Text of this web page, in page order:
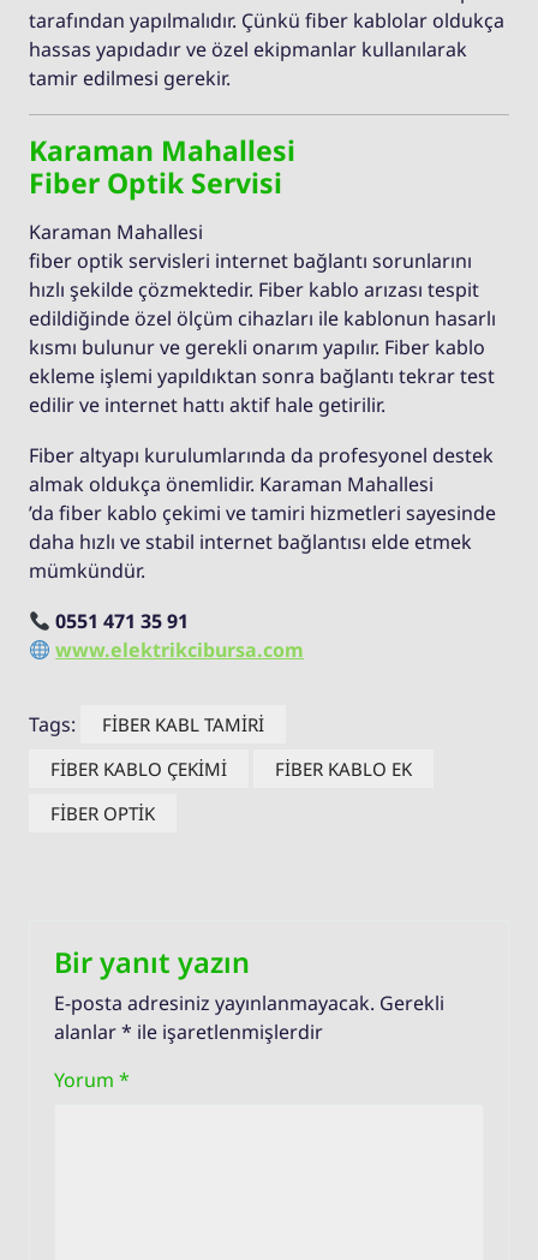
tarafından yapılmalıdır. Çünkü fiber kablolar oldukça
hassas yapıdadır ve özel ekipmanlar kullanılarak
tamir edilmesi gerekir.
Karaman Mahallesi
Fiber Optik Servisi
Karaman Mahallesi
fiber optik servisleri internet bağlantı sorunlarını
hızlı şekilde çözmektedir. Fiber kablo arızası tespit
edildiğinde özel ölçüm cihazları ile kablonun hasarlı
kısmı bulunur ve gerekli onarım yapılır. Fiber kablo
ekleme işlemi yapıldıktan sonra bağlantı tekrar test
edilir ve internet hattı aktif hale getirilir.
Fiber altyapı kurulumlarında da profesyonel destek
almak oldukça önemlidir. Karaman Mahallesi
’da fiber kablo çekimi ve tamiri hizmetleri sayesinde
daha hızlı ve stabil internet bağlantısı elde etmek
mümkündür.
0551 471 35 91
www.elektrikcibursa.com
Tags:
FİBER KABL TAMİRİ
FİBER KABLO ÇEKİMİ
FİBER KABLO EK
FİBER OPTİK
Bir yanıt yazın
E-posta adresiniz yayınlanmayacak. Gerekli
alanlar* ile işaretlenmişlerdir
Yorum *